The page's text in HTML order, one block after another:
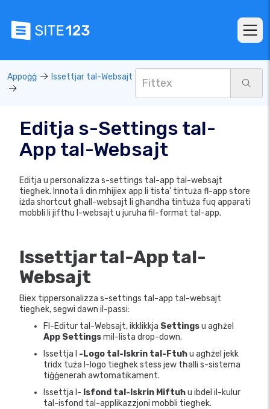
Appoġġ Issettjar tal-Websajt
Editja s-Settings tal-
App tal-Websajt
Editja u personalizza s-settings tal-app tal-websajt
tiegħek. Innota li din mhijiex app li tista' tintuża fl-app store
iżda shortcut għall-websajt li għandha tintuża fuq apparati
mobbli li jiftħu l-websajt u juruha fil-format tal-app.
Issettjar tal-App tal-
Websajt
Biex tippersonalizza s-settings tal-app tal-websajt
tiegħek, segwi dawn il-passi:
Fl-Editur tal-Websajt, ikklikkja Settingsu agħżel
App Settingsmil-lista drop-down.
Issettja l -Logo tal-Iskrin tal-Ftuħu agħżel jekk
tridx tuża l-logo tiegħek stess jew tħalli s-sistema
tiġġenerah awtomatikament.
Issettja l- Isfond tal-Iskrin Miftuħu ibdel il-kulur
tal-isfond tal-applikazzjoni mobbli tiegħek.